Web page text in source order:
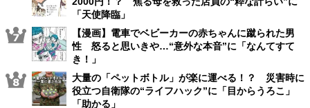
【漫画】電車でベビーカーの赤ちゃんに蹴られた男
性 怒ると思いきや…“意外な本音”に「なんてすて
き！」
大量の「ペットボトル」が楽に運べる！？ 災害時に
役立つ自衛隊の“ライフハック”に「目からうろこ」
「助かる」
見つけたら踏みつぶして…サクラ、ウメ枯らす“特定